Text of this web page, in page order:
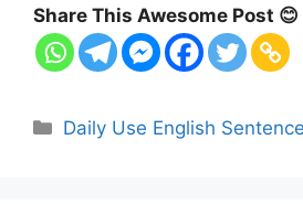
Share This Awesome Post 😊
Categories
Daily Use English